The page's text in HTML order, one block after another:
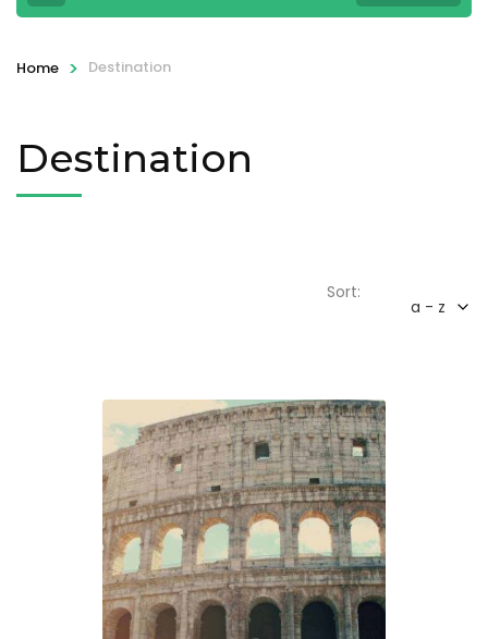
Home > Destination
Destination
Sort:
a - z